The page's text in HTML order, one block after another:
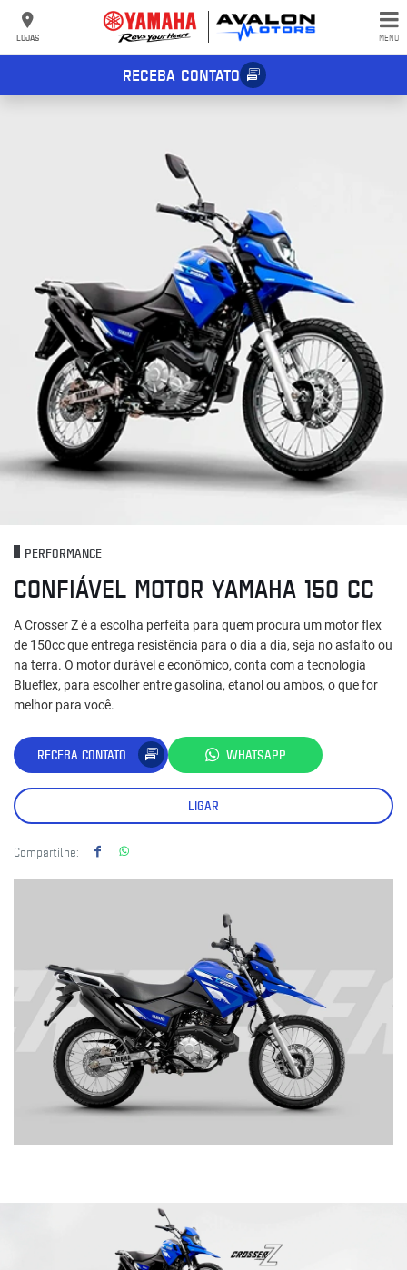
LOJAS MENU
RECEBA CONTATO
PERFORMANCE
CONFIÁVEL MOTOR YAMAHA 150 CC
A Crosser Z é a escolha perfeita para quem procura um motor flex
de 150cc que entrega resistência para o dia a dia, seja no asfalto ou
na terra. O motor durável e econômico, conta com a tecnologia
Blueflex, para escolher entre gasolina, etanol ou ambos, o que for
melhor para você.
RECEBA CONTATO WHATSAPP
LIGAR
Compartilhe: